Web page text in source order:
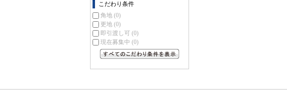
こだわり条件
角地 (0)
更地 (0)
即引渡し可 (0)
現在募集中 (0)